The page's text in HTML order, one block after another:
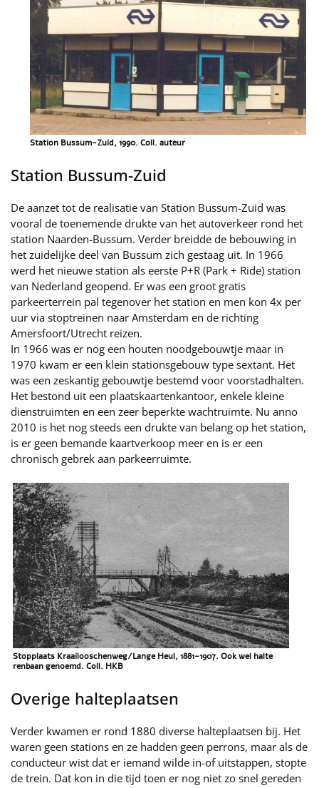
Station Bussum-Zuid, 1990. Coll. auteur
Station Bussum-Zuid
De aanzet tot de realisatie van Station Bussum-Zuid was
vooral de toenemende drukte van het autoverkeer rond het
station Naarden-Bussum. Verder breidde de bebouwing in
het zuidelijke deel van Bussum zich gestaag uit. In 1966
werd het nieuwe station als eerste P+R (Park + Ride) station
van Nederland geopend. Er was een groot gratis
parkeerterrein pal tegenover het station en men kon 4x per
uur via stoptreinen naar Amsterdam en de richting
Amersfoort/Utrecht reizen.
In 1966 was er nog een houten noodgebouwtje maar in
1970 kwam er een klein stationsgebouw type sextant. Het
was een zeskantig gebouwtje bestemd voor voorstadhalten.
Het bestond uit een plaatskaartenkantoor, enkele kleine
dienstruimten en een zeer beperkte wachtruimte. Nu anno
2010 is het nog steeds een drukte van belang op het station,
is er geen bemande kaartverkoop meer en is er een
chronisch gebrek aan parkeerruimte.
Stopplaats Kraailooschenweg/Lange Heul, 1881-1907. Ook wel halte
renbaan genoemd. Coll. HKB
Overige halteplaatsen
Verder kwamen er rond 1880 diverse halteplaatsen bij. Het
waren geen stations en ze hadden geen perrons, maar als de
conducteur wist dat er iemand wilde in-of uitstappen, stopte
de trein. Dat kon in die tijd toen er nog niet zo snel gereden